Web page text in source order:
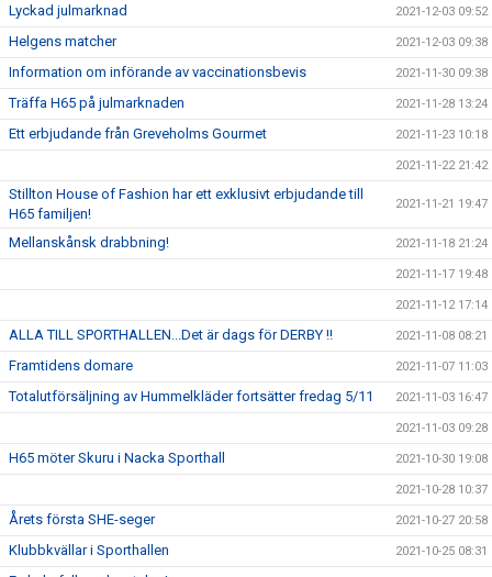
Lyckad julmarknad 2021-12-03 09:52
Helgens matcher 2021-12-03 09:38
Information om införande av vaccinationsbevis 2021-11-30 09:38
Träffa H65 på julmarknaden 2021-11-28 13:24
Ett erbjudande från Greveholms Gourmet 2021-11-23 10:18
2021-11-22 21:42
Stillton House of Fashion har ett exklusivt erbjudande till
H65 familjen!
2021-11-21 19:47
Mellanskånsk drabbning! 2021-11-18 21:24
2021-11-17 19:48
2021-11-12 17:14
ALLA TILL SPORTHALLEN...Det är dags för DERBY !! 2021-11-08 08:21
Framtidens domare 2021-11-07 11:03
Totalutförsäljning av Hummelkläder fortsätter fredag 5/11 2021-11-03 16:47
2021-11-03 09:28
H65 möter Skuru i Nacka Sporthall 2021-10-30 19:08
2021-10-28 10:37
Årets första SHE-seger 2021-10-27 20:58
Klubbkvällar i Sporthallen 2021-10-25 08:31